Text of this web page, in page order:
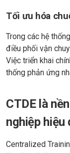
Tối ưu hóa
Trong các hệ
điều phối vận
Việc triển khai
thống phản ứng
CTDE là
nghiệp hiệu
Centralized